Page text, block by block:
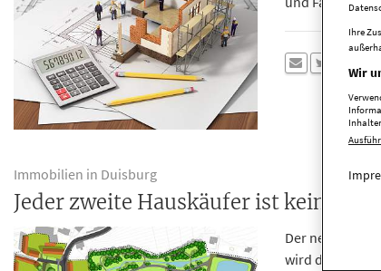
Immobilien in Duisburg
Jeder zweite Hauskäufer ist kein
Der neue
wird dabei ein
Ihre
Wir